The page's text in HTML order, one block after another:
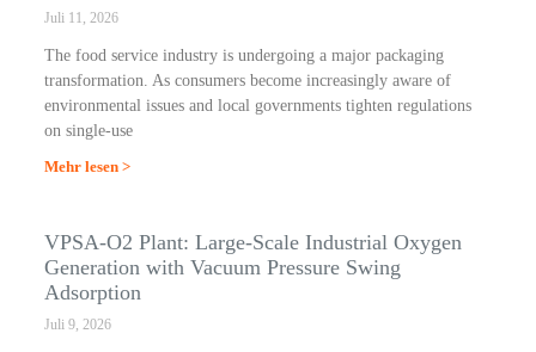
Juli 11, 2026
The food service industry is undergoing a major packaging
transformation. As consumers become increasingly aware of
environmental issues and local governments tighten regulations
on single-use
Mehr lesen >
VPSA-O2 Plant: Large-Scale Industrial Oxygen
Generation with Vacuum Pressure Swing
Adsorption
Juli 9, 2026